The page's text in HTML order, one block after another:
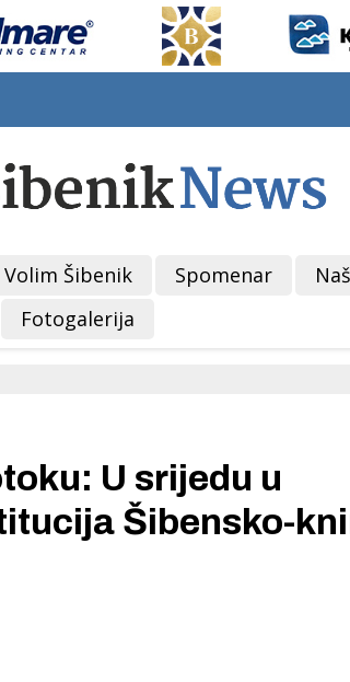
Volim Šibenik Spomenar
Fotogalerija
U srijedu u
Šibensko-